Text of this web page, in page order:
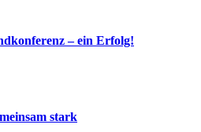
– ein Erfolg!
stark